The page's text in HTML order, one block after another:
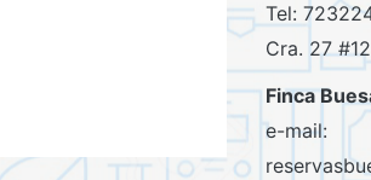
Tel:
Cra. 27
Finca
e-mail: